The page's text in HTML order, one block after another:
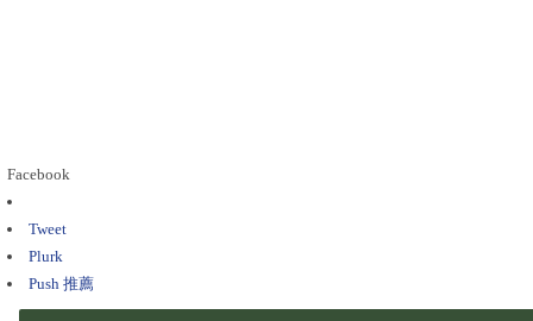
Facebook
Tweet
Plurk
Push 推薦